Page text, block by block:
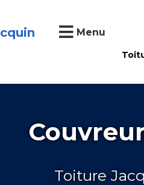
Menu
Toiture